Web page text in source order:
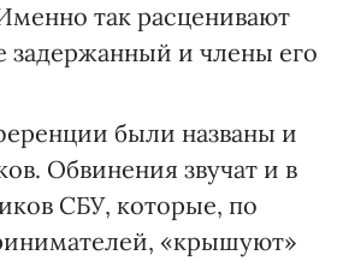
так расценивают
и члены его
были названы и
Обвинения звучат и в
СБУ, которые, по
«крышуют»